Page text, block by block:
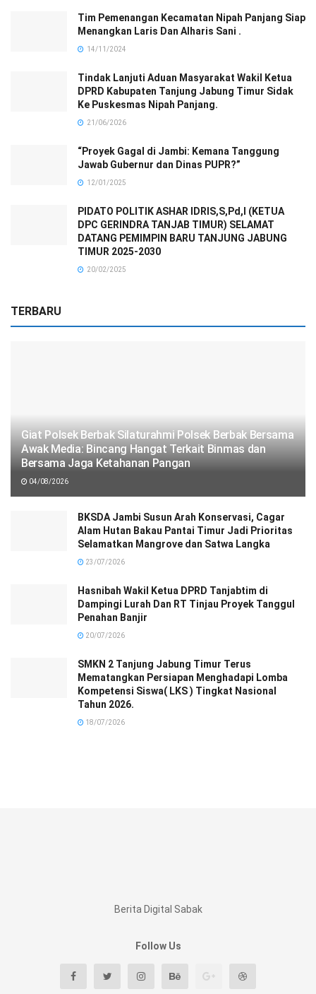
Tim Pemenangan Kecamatan Nipah Panjang Siap
Menangkan Laris Dan Alharis Sani .
14/11/2024
Tindak Lanjuti Aduan Masyarakat Wakil Ketua
DPRD Kabupaten Tanjung Jabung Timur Sidak
Ke Puskesmas Nipah Panjang.
21/06/2026
“Proyek Gagal di Jambi: Kemana Tanggung
Jawab Gubernur dan Dinas PUPR?”
12/01/2025
PIDATO POLITIK ASHAR IDRIS,S,Pd,I (KETUA
DPC GERINDRA TANJAB TIMUR) SELAMAT
DATANG PEMIMPIN BARU TANJUNG JABUNG
TIMUR 2025-2030
20/02/2025
TERBARU
Giat Polsek Berbak Silaturahmi Polsek Berbak Bersama
Awak Media: Bincang Hangat Terkait Binmas dan
Bersama Jaga Ketahanan Pangan
04/08/2026
BKSDA Jambi Susun Arah Konservasi, Cagar
Alam Hutan Bakau Pantai Timur Jadi Prioritas
Selamatkan Mangrove dan Satwa Langka
23/07/2026
Hasnibah Wakil Ketua DPRD Tanjabtim di
Dampingi Lurah Dan RT Tinjau Proyek Tanggul
Penahan Banjir
20/07/2026
SMKN 2 Tanjung Jabung Timur Terus
Mematangkan Persiapan Menghadapi Lomba
Kompetensi Siswa( LKS ) Tingkat Nasional
Tahun 2026.
18/07/2026
Berita Digital Sabak
Follow Us